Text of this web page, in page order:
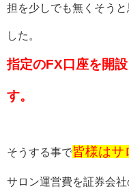
担を少しでも無くそう
した。
指定のFX口座を開
す。
そうする事で皆様はサ
サロン運営費を証券会